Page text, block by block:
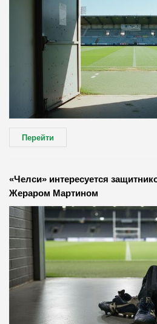
Перейти
«Челси» интересуется
Жераром Мартином